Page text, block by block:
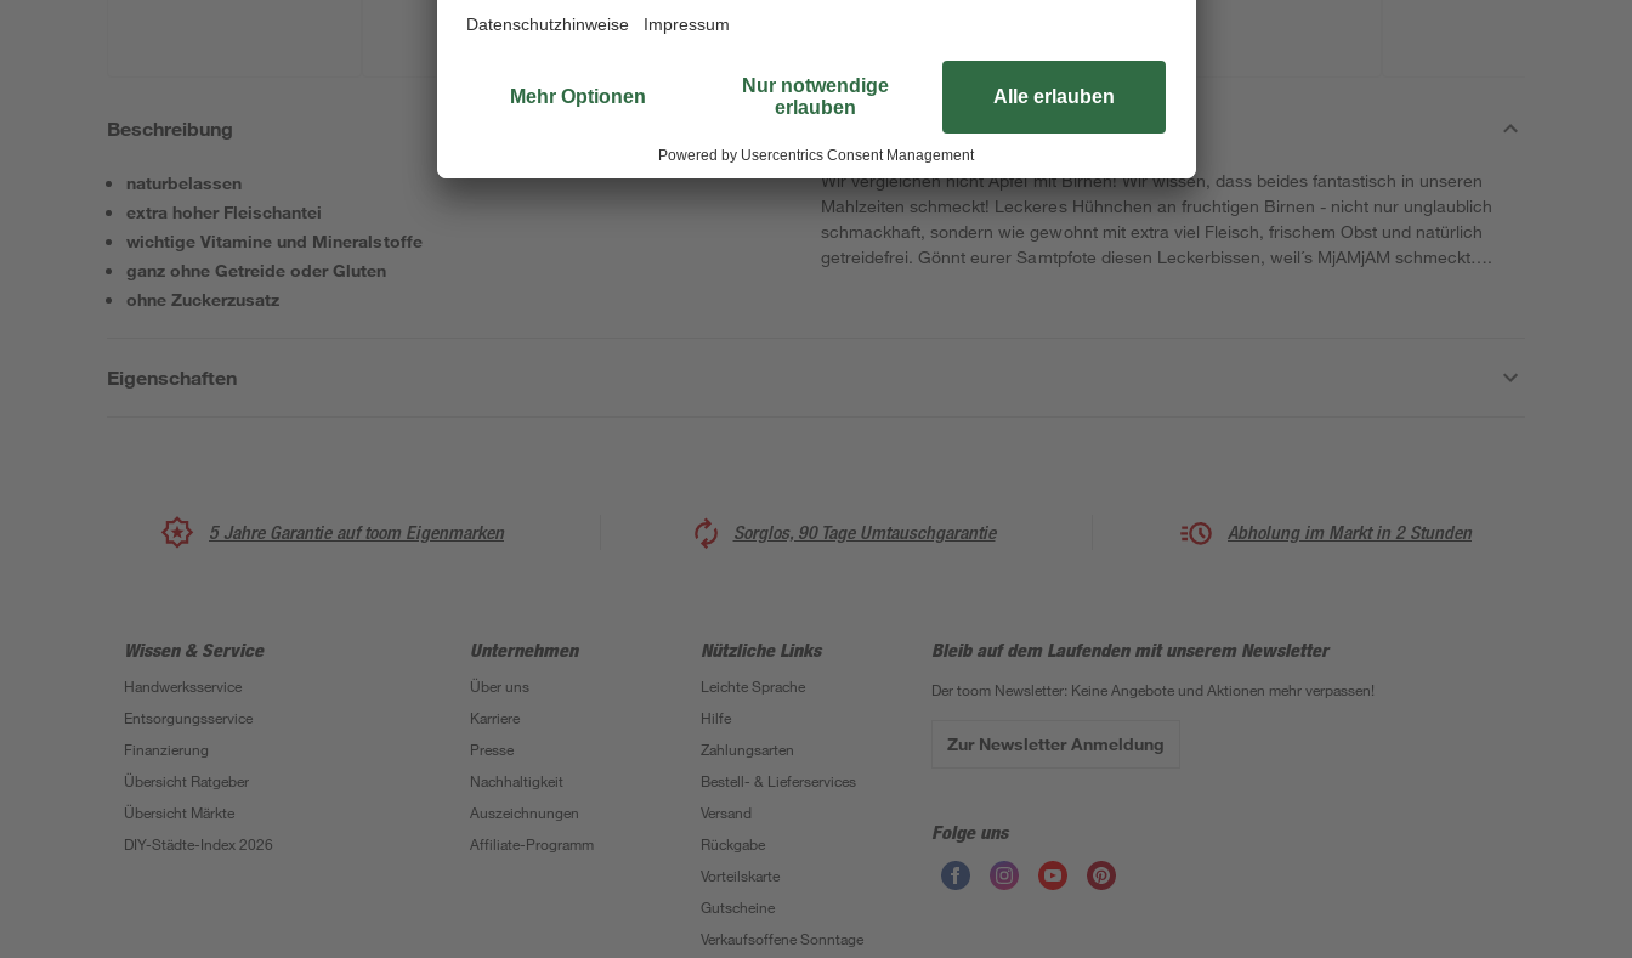
Beschreibung
naturbelassen
extra hoher Fleischantei
wichtige Vitamine und Mineralstoffe
ganz ohne Getreide oder Gluten
ohne Zuckerzusatz
Wir vergleichen nicht Äpfel mit Birnen! Wir wissen, dass beides fantastisch in unseren
Mahlzeiten schmeckt! Leckeres Hühnchen an fruchtigen Birnen - nicht nur unglaublich
schmackhaft, sondern wie gewohnt mit extra viel Fleisch, frischem Obst und natürlich
getreidefrei. Gönnt eurer Samtpfote diesen Leckerbissen, weil´s MjAMjAM schmeckt….
Eigenschaften
5 Jahre Garantie auf toom Eigenmarken Sorglos, 90 Tage Umtauschgarantie Abholung im Markt in 2 Stunden
Wissen & Service
Handwerksservice
Entsorgungsservice
Finanzierung
Übersicht Ratgeber
Übersicht Märkte
DIY-Städte-Index 2026
Unternehmen
Über uns
Karriere
Presse
Nachhaltigkeit
Auszeichnungen
Affiliate-Programm
Nützliche Links
Leichte Sprache
Hilfe
Zahlungsarten
Bestell- & Lieferservices
Versand
Rückgabe
Vorteilskarte
Gutscheine
Verkaufsoffene Sonntage
Bleib auf dem Laufenden mit unserem Newsletter
Der toom Newsletter: Keine Angebote und Aktionen mehr verpassen!
Zur Newsletter Anmeldung
Folge uns